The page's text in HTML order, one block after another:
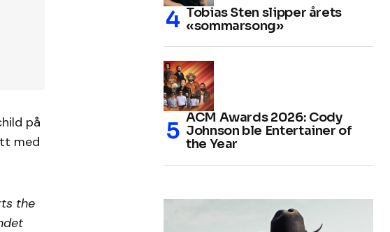
på
med
the
Tobias Sten slipper årets
«sommarsong»
ACM Awards 2026: Cody
Johnson ble Entertainer of
the Year